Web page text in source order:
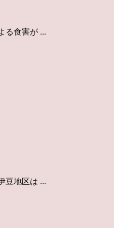
る食害が ...
豆地区は ...